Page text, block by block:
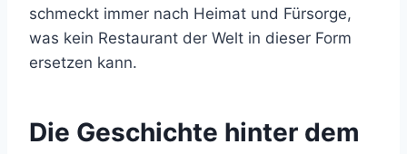
schmeckt immer nach Heimat und Fürsorge,
was kein Restaurant der Welt in dieser Form
ersetzen kann.
Die Geschichte hinter dem